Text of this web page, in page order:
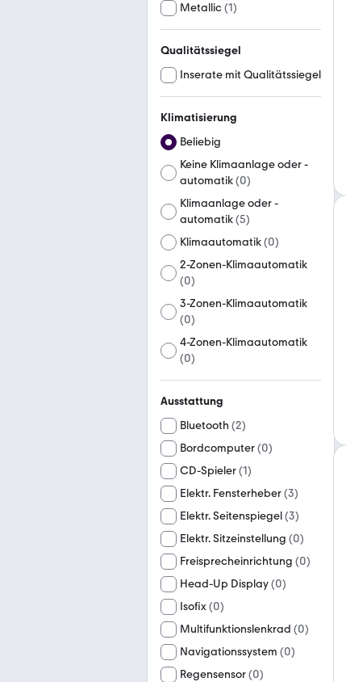
Metallic(1)
Qualitätssiegel
Inserate mit Qualitätssiegel
Klimatisierung
Beliebig
Keine Klimaanlage oder -
automatik(0)
Klimaanlage oder -
automatik(5)
Klimaautomatik(0)
2-Zonen-Klimaautomatik
(0)
3-Zonen-Klimaautomatik
(0)
4-Zonen-Klimaautomatik
(0)
Ausstattung
Bluetooth (2)
Bordcomputer(0)
CD-Spieler(1)
Elektr. Fensterheber(3)
Elektr. Seitenspiegel(3)
Elektr. Sitzeinstellung (0)
Freisprecheinrichtung (0)
Head-Up Display(0)
Isofix(0)
Multifunktionslenkrad (0)
Navigationssystem (0)
Regensensor(0)